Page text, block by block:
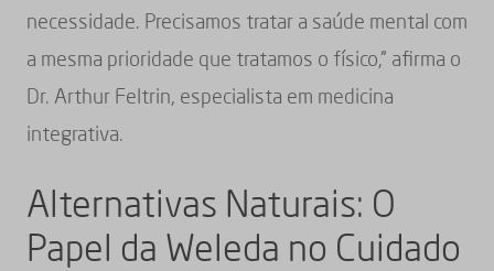
necessidade. Precisamos tratar a saúde mental com
a mesma prioridade que tratamos o físico,” afirma o
Dr. Arthur Feltrin, especialista em medicina
integrativa.
Alternativas Naturais: O
Papel da Weleda no Cuidado